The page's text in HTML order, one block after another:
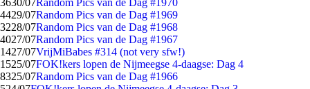
3630/07Random Pics van de Dag #1970
4429/07Random Pics van de Dag #1969
3228/07Random Pics van de Dag #1968
4027/07Random Pics van de Dag #1967
1427/07VrijMiBabes #314 (not very sfw!)
1525/07FOK!kers lopen de Nijmeegse 4-daagse: Dag 4
8325/07Random Pics van de Dag #1966